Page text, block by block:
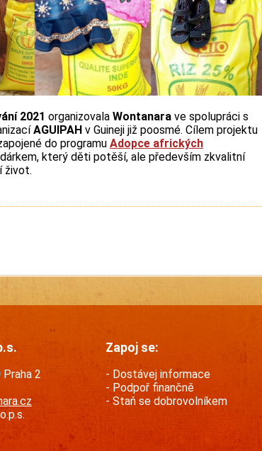
2021 organizovala Wontanara ve spolupráci s
AGUIPAH v Guineji již poosmé. Cílem projektu
do programu Adopce afrických
který děti potěší, ale především zkvalitní
život.
Praha 2
Zapoj se:
Dostávej informace
Podpoř finančně
Staň se dobrovolníkem